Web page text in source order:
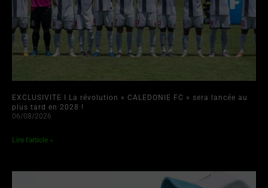
EXCLUSIVITE I La révolution « CALEDONIE FC » sera lancée au
plus tard en 2028 !
06/08/2026
Lire l'article »